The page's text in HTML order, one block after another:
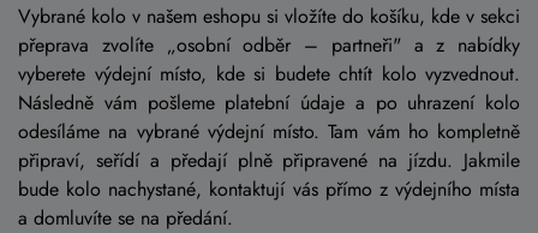
Vybrané kolo v našem eshopu si vložíte do košíku, kde v sekci
přeprava zvolíte „osobní odběr – partneři" a z nabídky
vyberete výdejní místo, kde si budete chtít kolo vyzvednout.
Následně vám pošleme platební údaje a po uhrazení kolo
odesíláme na vybrané výdejní místo. Tam vám ho kompletně
připraví, seřídí a předají plně připravené na jízdu. Jakmile
bude kolo nachystané, kontaktují vás přímo z výdejního místa
a domluvíte se na předání.